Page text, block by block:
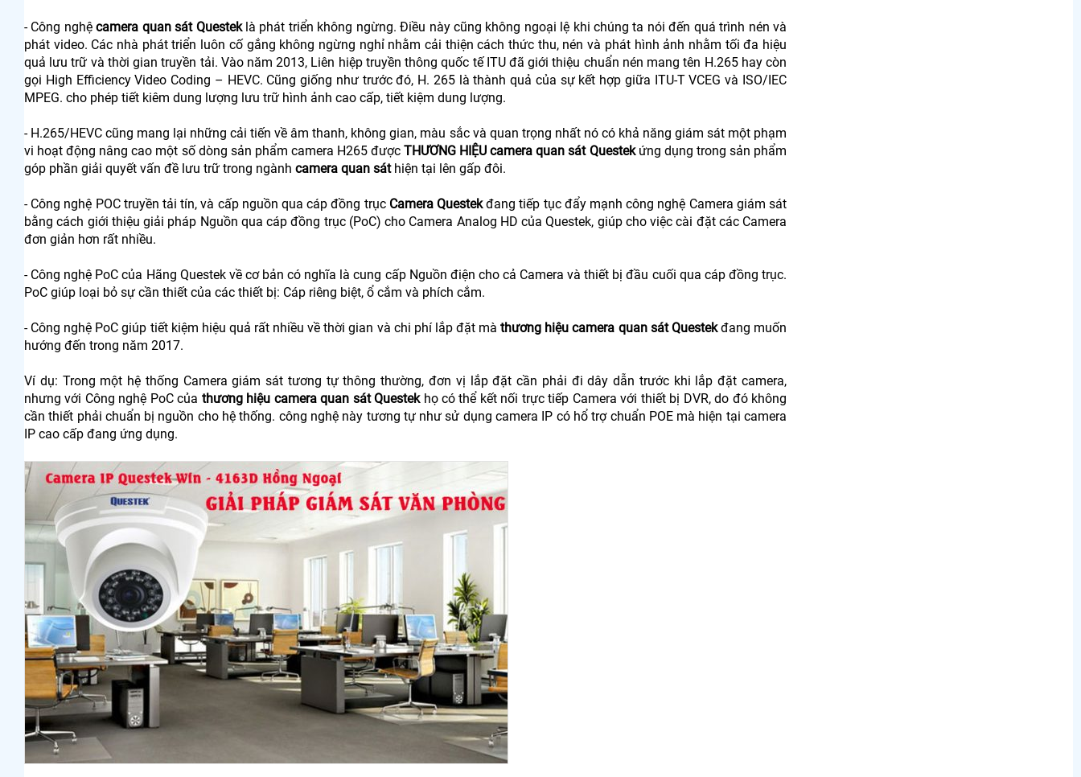
- Công nghệcamera quan sát Questeklà phát triển không ngừng. Điều này cũng không ngoại lệ khi chúng ta nói đến quá trình nén và
phát video. Các nhà phát triển luôn cố gắng không ngừng nghỉ nhằm cải thiện cách thức thu, nén và phát hình ảnh nhằm tối đa hiệu
quả lưu trữ và thời gian truyền tải. Vào năm 2013, Liên hiệp truyền thông quốc tế ITU đã giới thiệu chuẩn nén mang tên H.265 hay còn
gọi High Efficiency Video Coding – HEVC. Cũng giống như trước đó, H. 265 là thành quả của sự kết hợp giữa ITU-T VCEG và ISO/IEC
MPEG. cho phép tiết kiêm dung lượng lưu trữ hình ảnh cao cấp, tiết kiệm dung lượng.
- H.265/HEVC cũng mang lại những cải tiến về âm thanh, không gian, màu sắc và quan trọng nhất nó có khả năng giám sát một phạm
vi hoạt động nâng cao một số dòng sản phẩm camera H265 đượcTHƯƠNG HIỆU camera quan sát Questekứng dụng trong sản phẩm
góp phần giải quyết vấn đề lưu trữ trong ngành camera quan sáthiện tại lên gấp đôi.
- Công nghệ POC truyền tải tín, và cấp nguồn qua cáp đồng trục Camera Questekđang tiếp tục đẩy mạnh công nghệ Camera giám sát
bằng cách giới thiệu giải pháp Nguồn qua cáp đồng trục (PoC) cho Camera Analog HD của Questek, giúp cho việc cài đặt các Camera
đơn giản hơn rất nhiều.
- Công nghệ PoC của Hãng Questek về cơ bản có nghĩa là cung cấp Nguồn điện cho cả Camera và thiết bị đầu cuối qua cáp đồng trục.
PoC giúp loại bỏ sự cần thiết của các thiết bị: Cáp riêng biệt, ổ cắm và phích cắm.
- Công nghệ PoC giúp tiết kiệm hiệu quả rất nhiều về thời gian và chi phí lắp đặt màthương hiệu camera quan sát Questekđang muốn
hướng đến trong năm 2017.
Ví dụ: Trong một hệ thống Camera giám sát tương tự thông thường, đơn vị lắp đặt cần phải đi dây dẫn trước khi lắp đặt camera,
nhưng với Công nghệ PoC của thương hiệu camera quan sát Questekhọ có thể kết nối trực tiếp Camera với thiết bị DVR, do đó không
cần thiết phải chuẩn bị nguồn cho hệ thống. công nghệ này tương tự như sử dụng camera IP có hổ trợ chuẩn POE mà hiện tại camera
IP cao cấp đang ứng dụng.